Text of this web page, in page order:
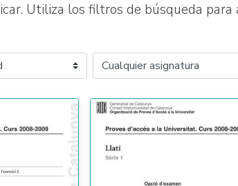
Utiliza los filtros de búsqueda